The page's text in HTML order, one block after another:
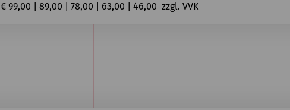
€ 99,00 | 89,00 | 78,00 | 63,00 | 46,00  zzgl. VVK